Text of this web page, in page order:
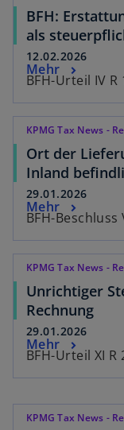
BFH:
als
12.02.2026
BFH-Urteil IV R
Mehr
KPMG Tax News -
Ort der
Inland
29.01.2026
BFH-Beschluss
Mehr
KPMG Tax News -
Unrichtiger
Rechnung
29.01.2026
BFH-Urteil XI R
Mehr
KPMG Tax News -